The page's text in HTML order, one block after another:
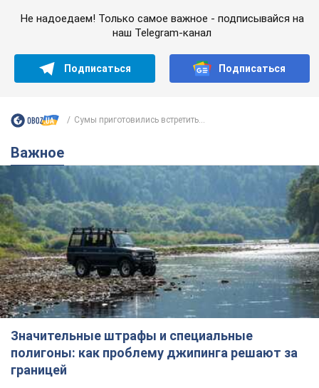
Не надоедаем! Только самое важное - подписывайся на
наш Telegram-канал
Подписаться Подписаться
Сумы приготовились встретить...
Важное
Значительные штрафы и специальные
полигоны: как проблему джипинга решают за
границей